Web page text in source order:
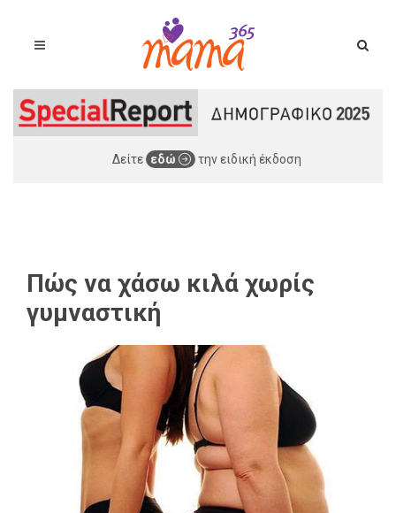
Δείτε εδώ την ειδική έκδοση
Πώς να χάσω κιλά χωρίς
γυμναστική